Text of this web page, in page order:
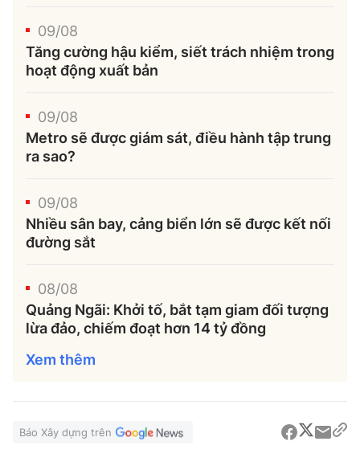
09/08
Tăng cường hậu kiểm, siết trách nhiệm trong
hoạt động xuất bản
09/08
Metro sẽ được giám sát, điều hành tập trung
ra sao?
09/08
Nhiều sân bay, cảng biển lớn sẽ được kết nối
đường sắt
08/08
Quảng Ngãi: Khởi tố, bắt tạm giam đối tượng
lừa đảo, chiếm đoạt hơn 14 tỷ đồng
Xem thêm
Báo Xây dựng trên